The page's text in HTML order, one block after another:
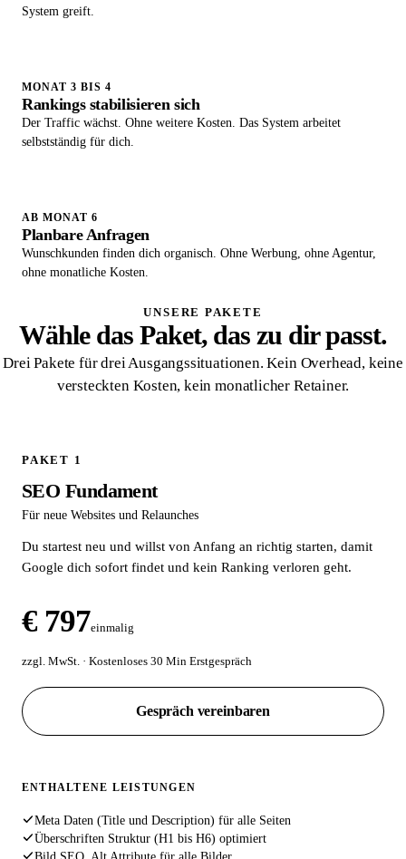
System greift.
MONAT 3 BIS 4
Rankings stabilisieren sich
Der Traffic wächst. Ohne weitere Kosten. Das System arbeitet
selbstständig für dich.
AB MONAT 6
Planbare Anfragen
Wunschkunden finden dich organisch. Ohne Werbung, ohne Agentur,
ohne monatliche Kosten.
UNSERE PAKETE
Wähle das Paket, das zu dir passt.
Drei Pakete für drei Ausgangssituationen. Kein Overhead, keine
versteckten Kosten, kein monatlicher Retainer.
PAKET 1
SEO Fundament
Für neue Websites und Relaunches
Du startest neu und willst von Anfang an richtig starten, damit
Google dich sofort findet und kein Ranking verloren geht.
€ 797einmalig
zzgl. MwSt. · Kostenloses 30 Min Erstgespräch
Gespräch vereinbaren
ENTHALTENE LEISTUNGEN
Meta Daten (Title und Description) für alle Seiten
Überschriften Struktur (H1 bis H6) optimiert